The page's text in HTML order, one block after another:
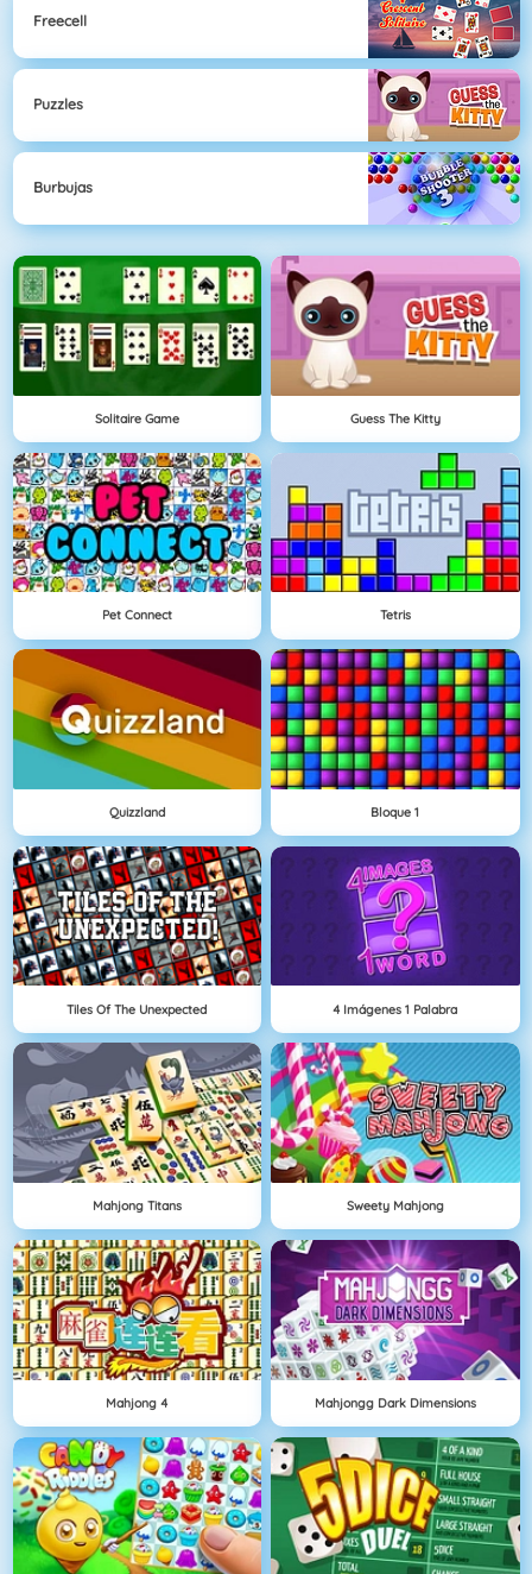
Freecell
Puzzles
Burbujas
Solitaire Game Guess The Kitty
Pet Connect Tetris
Quizzland Bloque 1
Tiles Of The Unexpected 4 Imágenes 1 Palabra
Mahjong Titans Sweety Mahjong
Mahjong 4 Mahjongg Dark Dimensions